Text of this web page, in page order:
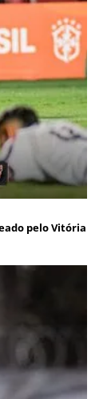
pelo Vitória